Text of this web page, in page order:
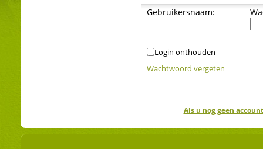
Gebruikersnaam:
Login onthouden
Wachtwoord vergeten
Als u nog geen